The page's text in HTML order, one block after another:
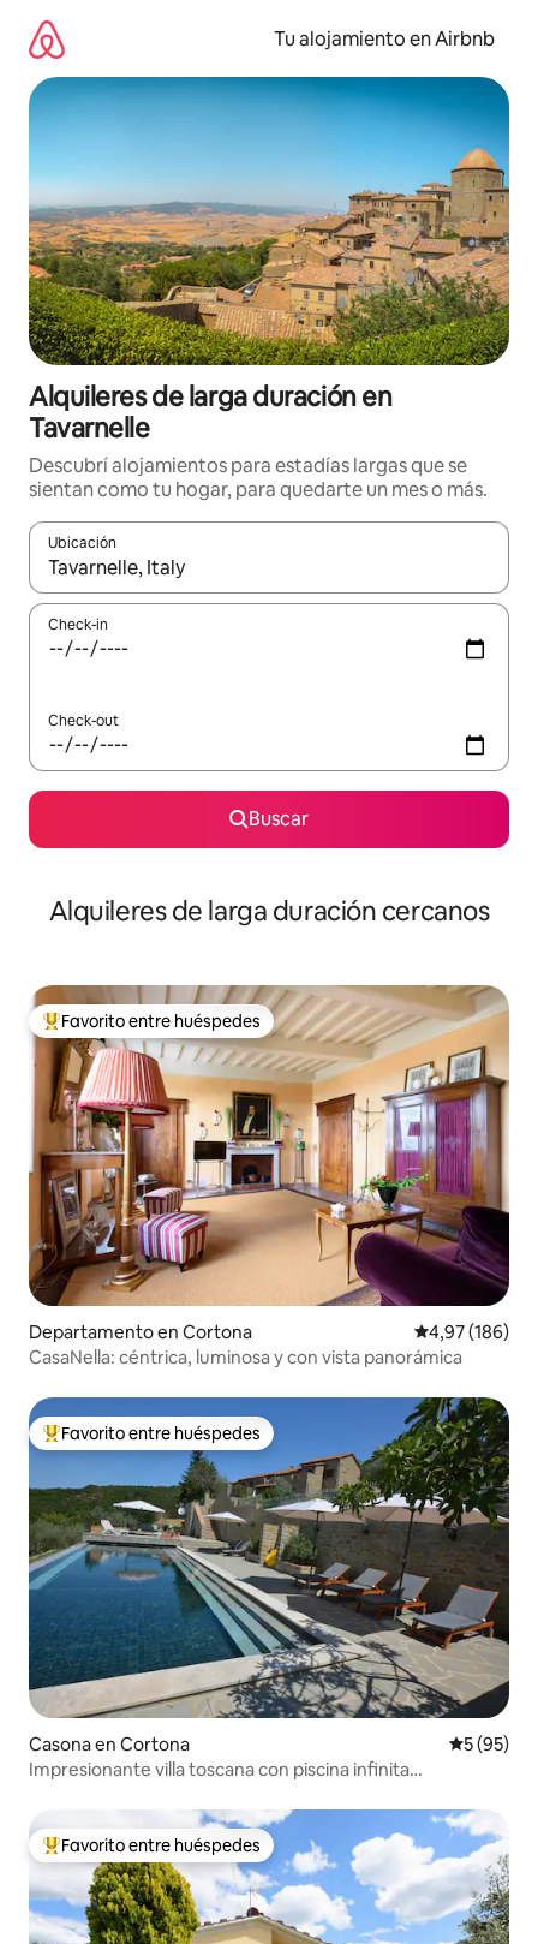
contenido
Tu alojamiento en Airbnb
Alquileres de larga duración en
Tavarnelle
Descubrí alojamientos para estadías largas que se
sientan como tu hogar, para quedarte un mes o más.
Ubicación
Cuando los resultados estén disponibles, navegá con las
Check-in
Check-out
Buscar
Alquileres de larga duración cercanos
Favorito entre los huéspedes más destacados
Favorito entre huéspedes
Departamento en Cortona Calificación
4,97 (186)
CasaNella: céntrica, luminosa y con vista panorámica
Favorito entre los huéspedes más destacados
Favorito entre huéspedes
Casona en Cortona
5 (95)
Impresionante villa toscana con piscina infinita
Favorito entre los huéspedes más destacados
Favorito entre huéspedes